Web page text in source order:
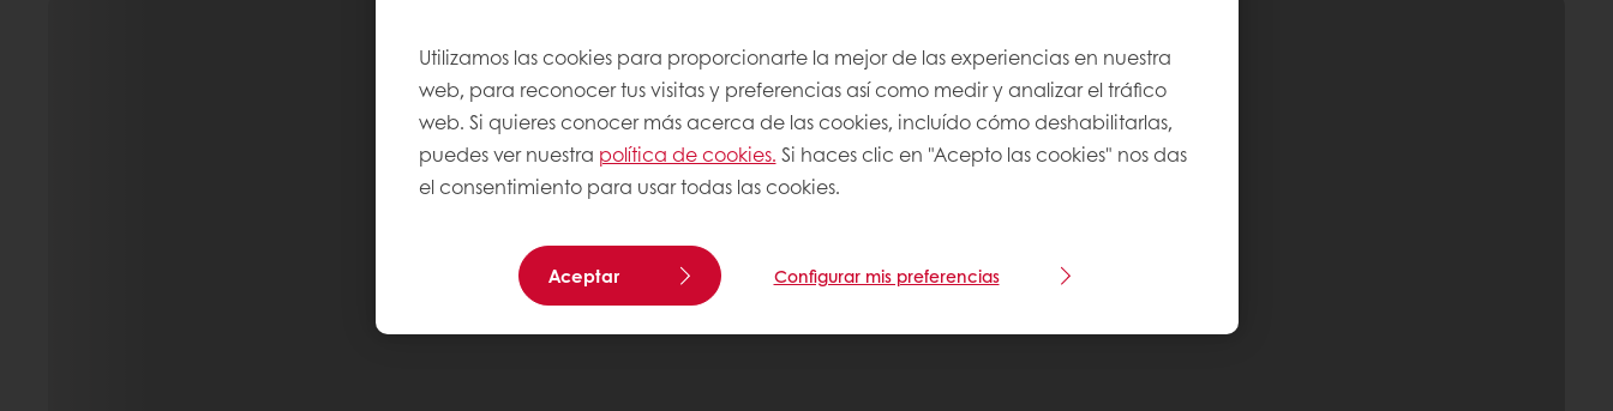
Utilizamos las cookies para proporcionarte la mejor de las experiencias en nuestra
web, para reconocer tus visitas y preferencias así como medir y analizar el tráfico
web. Si quieres conocer más acerca de las cookies, incluído cómo deshabilitarlas,
puedes ver nuestra política de cookies. Si haces clic en "Acepto las cookies" nos das
el consentimiento para usar todas las cookies.
Aceptar Configurar mis preferencias